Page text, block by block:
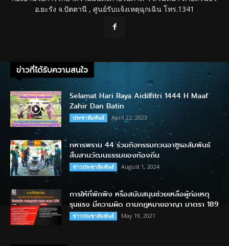
อ.ยะรัง จ.ปัตตานี , ศูนย์รับแจ้งเหตุฉุกเฉิน โทร.1341
ข่าวที่ได้รับความสนใจ
Selamat Hari Raya Aidilfitri 1444 H Maaf
Zahir Dan Batin
ประชาสัมพันธ์ April 22, 2023
ทหารพราน 44 ร่วมกิจกรรมกวนอาซูรอสัมพันธ์
สืบสานวัฒนธรรมของท้องถิ่น
ข่าวประชาสัมพันธ์ August 1, 2024
การให้ที่พักพิง หรือสนับสนุนช่วยเหลือผู้ก่อเหตุ
รุนแรง มีความผิด ตามกฎหมายอาญา มาตรา 189
ข่าวประชาสัมพันธ์ May 19, 2021